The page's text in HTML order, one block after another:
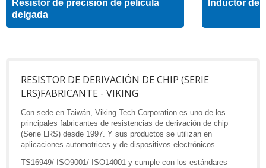
Resistor de precisión de película
delgada
Inductor de
RESISTOR DE DERIVACIÓN DE CHIP (SERIE
LRS)FABRICANTE - VIKING
Con sede en Taiwán, Viking Tech Corporation es uno de los
principales fabricantes de resistencias de derivación de chip
(Serie LRS) desde 1997. Y sus productos se utilizan en
aplicaciones automotrices y de dispositivos electrónicos.
TS16949/ ISO9001/ ISO14001 y cumple con los estándares